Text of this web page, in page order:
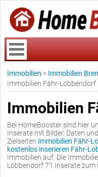
Immobilien > Immobilien
Immobilien Fähr-Lobbendorf
Immobilien
Bei HomeBooster sind hier
Inserate mit Bilder, Daten
Zielseiten Immobilien Fähr-
kostenlos inserieren Fähr-
Immobilien auf. Die
Lobbendorf 71 Inserate zum